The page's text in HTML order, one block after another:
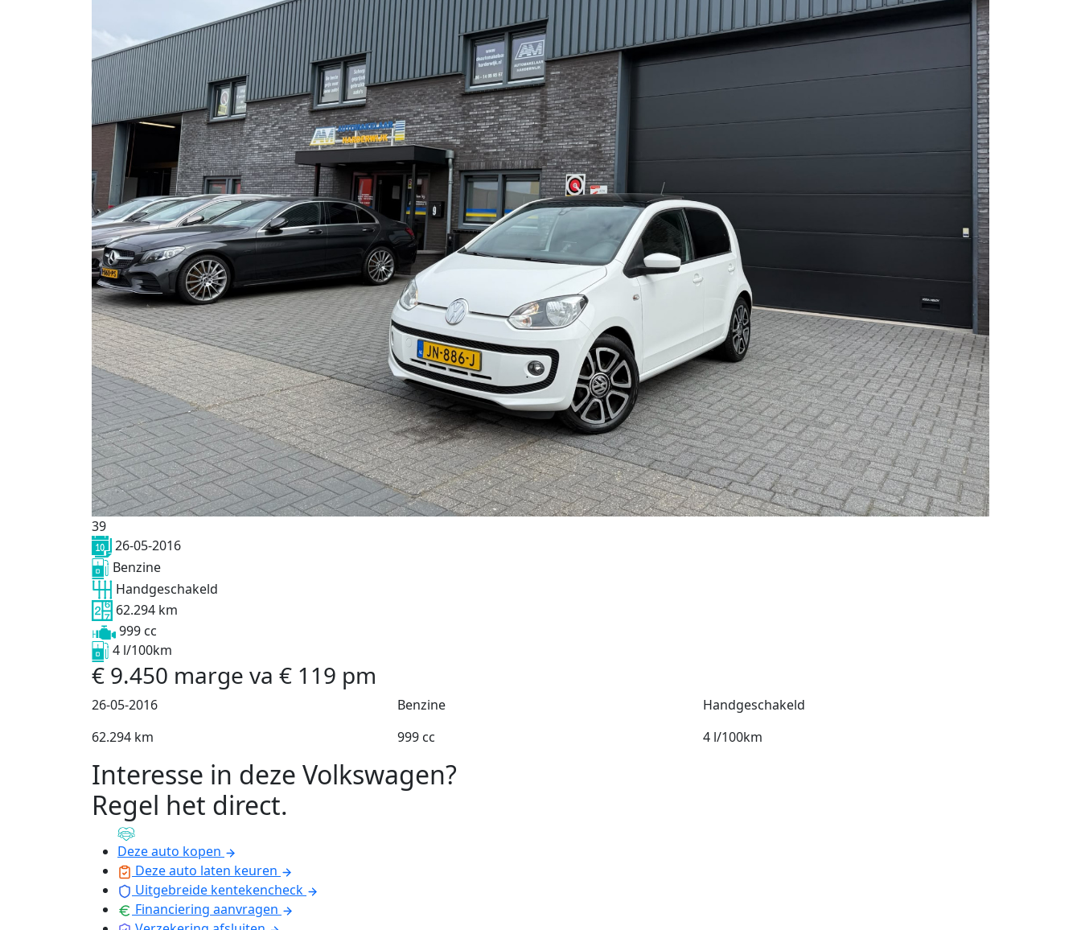
39
26-05-2016
Benzine
Handgeschakeld
62.294 km
999 cc
4 l/100km
€ 9.450 marge va € 119 pm
26-05-2016 Benzine
Handgeschakeld
62.294 km
999 cc 4 l/100km
Interesse in deze Volkswagen?
Regel het direct.
Deze auto kopen
Deze auto laten keuren
Uitgebreide kentekencheck
Financiering aanvragen